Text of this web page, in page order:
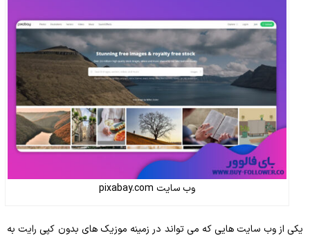
وب ‌سایت pixabay.com
یکی از وب ‌سایت هایی که می ‌تواند در زمینه موزیک‌ های بدون کپی‌ رایت به